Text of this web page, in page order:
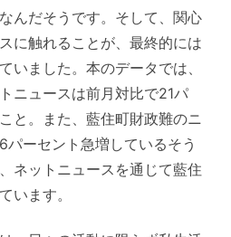
んだそうです。そして、関心
に触れることが、最終的には
いました。本のデータでは、
ニュースは前月対比で21パ
と。また、藍住町財政難のニ
パーセント急増しているそう
ネットニュースを通じて藍住
います。